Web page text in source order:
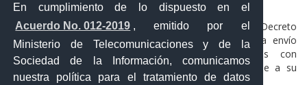
En cumplimiento de lo dispuesto en el
Acuerdo No. 012-2019 , emitido por el
Ministerio de Telecomunicaciones y de la
Sociedad de la Información, comunicamos
nuestra política para el tratamiento de datos
crecimiento de nuevas oportunidades.
Para Servicios Postales del Ecuador, creada mediante Decreto
Ejecutivo No. 1244, de 23 de febrero de 2021, cada envío
representa una historia por la que trabajamos con
responsabilidad y dedicación para asegurar que llegue a su
destino.